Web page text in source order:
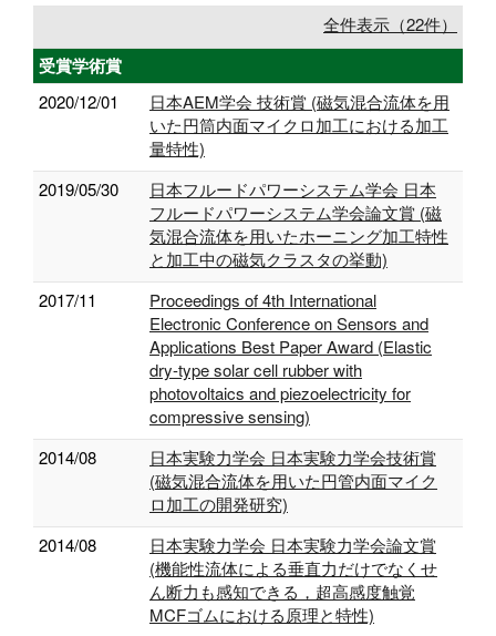
全件表示（22件）
受賞学術賞
2020/12/01
日本AEM学会 技術賞 (磁気混合流体を用
いた円筒内面マイクロ加工における加工
量特性)
2019/05/30
日本フルードパワーシステム学会 日本
フルードパワーシステム学会論文賞 (磁
気混合流体を用いたホーニング加工特性
と加工中の磁気クラスタの挙動)
2017/11
Proceedings of 4th International
Electronic Conference on Sensors and
Applications Best Paper Award (Elastic
dry-type solar cell rubber with
photovoltaics and piezoelectricity for
compressive sensing)
2014/08
日本実験力学会 日本実験力学会技術賞
(磁気混合流体を用いた円管内面マイク
ロ加工の開発研究)
2014/08
日本実験力学会 日本実験力学会論文賞
(機能性流体による垂直力だけでなくせ
ん断力も感知できる，超高感度触覚
MCFゴムにおける原理と特性)